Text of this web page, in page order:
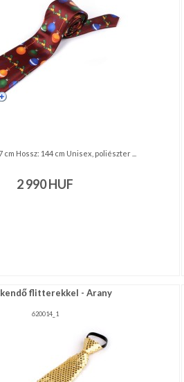
cm Hossz: 144 cm Unisex, poliészter ...
2 990HUF
flitterekkel - Arany
620014_1